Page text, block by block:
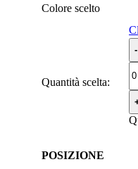
Colore
Quantità scelta:
POSIZIONE